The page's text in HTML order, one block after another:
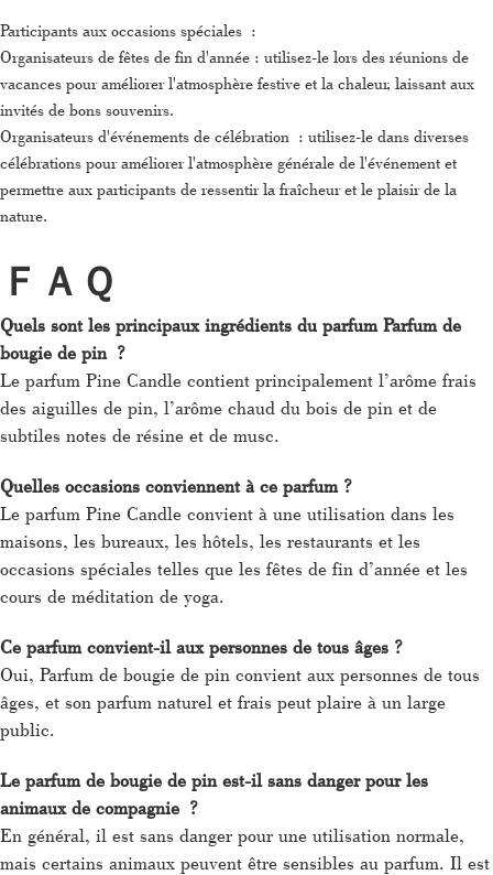
Participants aux occasions spéciales :
Organisateurs de fêtes de fin d'année : utilisez-le lors des réunions de
vacances pour améliorer l'atmosphère festive et la chaleur, laissant aux
invités de bons souvenirs.
Organisateurs d'événements de célébration : utilisez-le dans diverses
célébrations pour améliorer l'atmosphère générale de l'événement et
permettre aux participants de ressentir la fraîcheur et le plaisir de la
nature.
ＦＡＱ
Quels sont les principaux ingrédients du parfum Parfum de
bougie de pin ?
Le parfum Pine Candle contient principalement l’arôme frais
des aiguilles de pin, l’arôme chaud du bois de pin et de
subtiles notes de résine et de musc.
Quelles occasions conviennent à ce parfum ?
Le parfum Pine Candle convient à une utilisation dans les
maisons, les bureaux, les hôtels, les restaurants et les
occasions spéciales telles que les fêtes de fin d’année et les
cours de méditation de yoga.
Ce parfum convient-il aux personnes de tous âges ?
Oui, Parfum de bougie de pin convient aux personnes de tous
âges, et son parfum naturel et frais peut plaire à un large
public.
Le parfum de bougie de pin est-il sans danger pour les
animaux de compagnie ?
En général, il est sans danger pour une utilisation normale,
mais certains animaux peuvent être sensibles au parfum. Il est